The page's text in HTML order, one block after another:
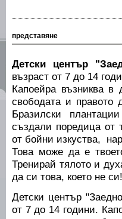
представяне
Детски център
възраст от 7 до 14
Капоейра възниква в
свободата и правото
Бразилски
създали поредица от
от бойни изкуства,
Това може да е
Тренирай тялото и
да си това, което не си!
Детски център
от 7 до 14 години.